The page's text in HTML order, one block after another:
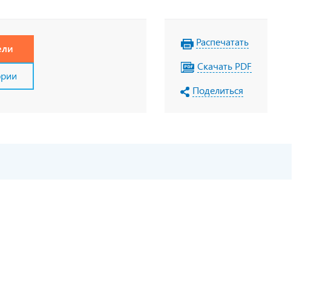
Распечатать
Скачать PDF
Поделиться